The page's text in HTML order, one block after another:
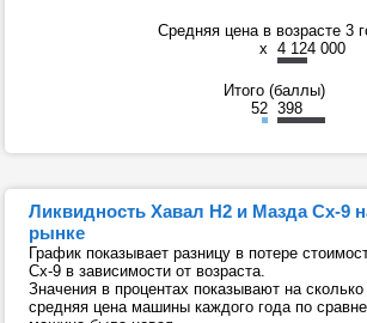
Средняя цена в возрасте 3
x 4 124 000
Итого (баллы)
52 398
Ликвидность Хавал Н2 и Мазда Сх-9
рынке
График показывает разницу в потере
Сх-9 в зависимости от возраста.
Значения в процентах показывают на
средняя цена машины каждого года по